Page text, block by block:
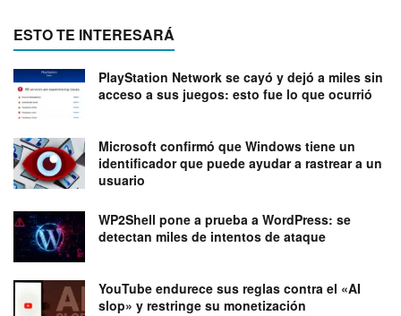
ESTO TE INTERESARÁ
PlayStation Network se cayó y dejó a miles sin
acceso a sus juegos: esto fue lo que ocurrió
Microsoft confirmó que Windows tiene un
identificador que puede ayudar a rastrear a un
usuario
WP2Shell pone a prueba a WordPress: se
detectan miles de intentos de ataque
YouTube endurece sus reglas contra el «AI
slop» y restringe su monetización